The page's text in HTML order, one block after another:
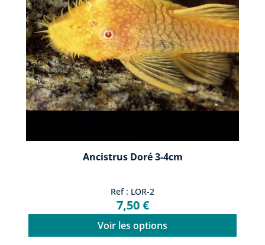
Ancistrus Doré 3-4cm
Ref : LOR-2
7,50 €
Voir les options